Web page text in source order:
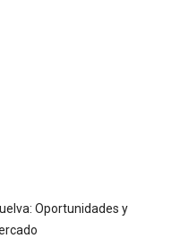
Oportunidades y